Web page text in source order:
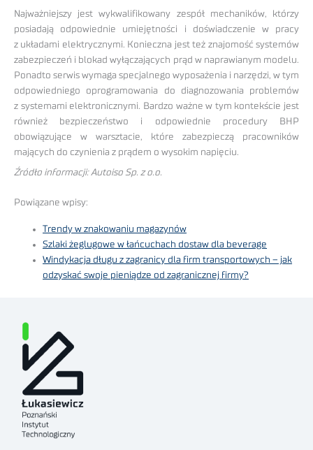
Najważniejszy jest wykwalifikowany zespół mechaników, którzy
posiadają odpowiednie umiejętności i doświadczenie w pracy
z układami elektrycznymi. Konieczna jest też znajomość systemów
zabezpieczeń i blokad wyłączających prąd w naprawianym modelu.
Ponadto serwis wymaga specjalnego wyposażenia i narzędzi, w tym
odpowiedniego oprogramowania do diagnozowania problemów
z systemami elektronicznymi. Bardzo ważne w tym kontekście jest
również bezpieczeństwo i odpowiednie procedury BHP
obowiązujące w warsztacie, które zabezpieczą pracowników
mających do czynienia z prądem o wysokim napięciu.
Źródło informacji: Autoiso Sp. z o.o.
Powiązane wpisy:
Trendy w znakowaniu magazynów
Szlaki żeglugowe w łańcuchach dostaw dla beverage
Windykacja długu z zagranicy dla firm transportowych – jak
odzyskać swoje pieniądze od zagranicznej firmy?